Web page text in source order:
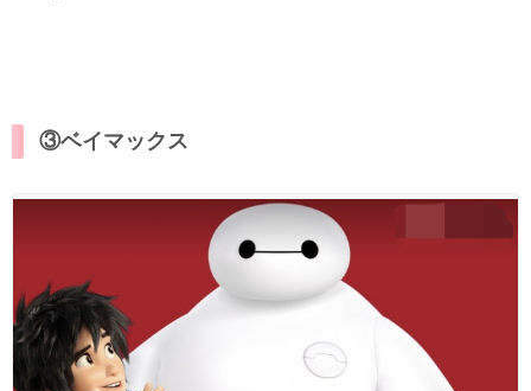
③ベイマックス